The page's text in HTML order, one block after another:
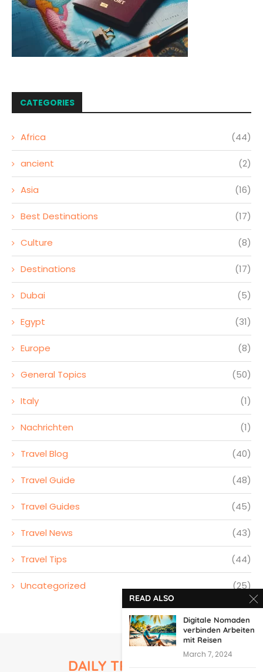
CATEGORIES
Africa (44)
ancient (2)
Asia (16)
Best Destinations (17)
Culture (8)
Destinations (17)
Dubai (5)
Egypt (31)
Europe (8)
General Topics (50)
Italy (1)
Nachrichten (1)
Travel Blog (40)
Travel Guide (48)
Travel Guides (45)
Travel News (43)
Travel Tips (44)
Uncategorized (25)
DAILY TRAVEL TIPS
READ ALSO
Digitale Nomaden
verbinden Arbeiten
mit Reisen
March 7, 2024